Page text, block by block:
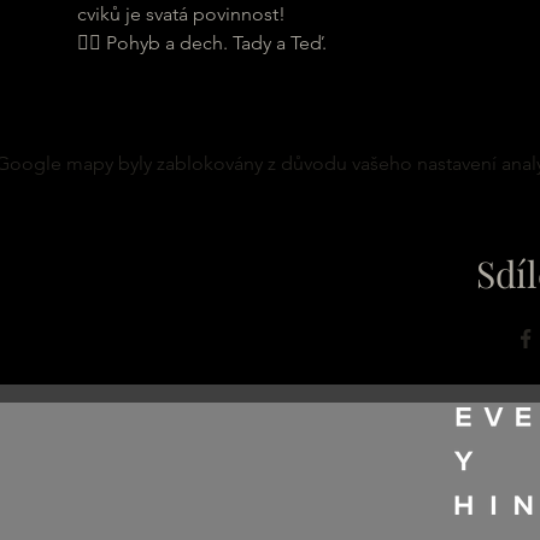
cviků je svatá povinnost!
🏃‍♂ Pohyb a dech. Tady a Teď.
mapy byly zablokovány z důvodu vašeho nastavení